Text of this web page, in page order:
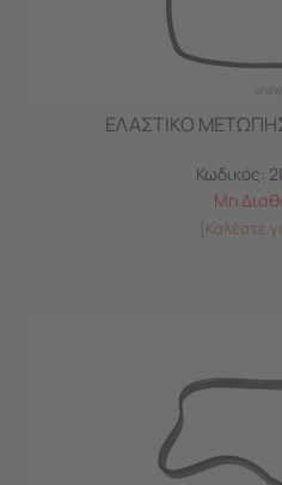
ΕΛΑΣΤΙΚΟ
Κωδικός:
Μη
[Καλέστε